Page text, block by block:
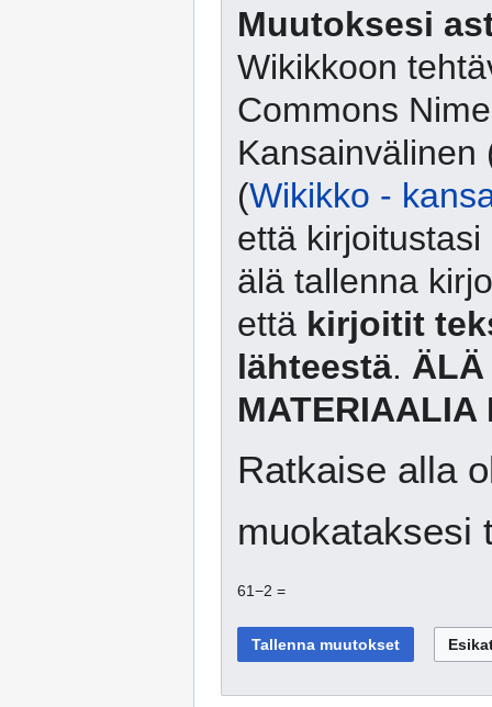
Muutoksesi
Wikikkoon
Commons
Kansainvälinen
(Wikikko -
että
älä tallenna
että kirjoitit
lähteestä. ÄLÄ
MATERIAALIA
Ratkaise alla
muokataksesi
61−2 =